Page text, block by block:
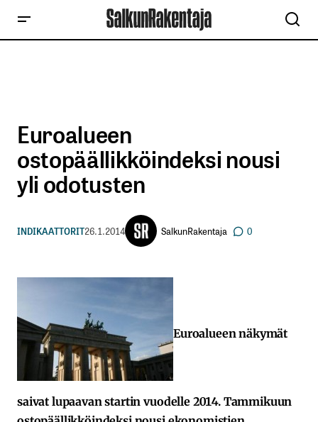
Euroalueen
ostopäällikköindeksi nousi
yli odotusten
INDIKAATTORIT26.1.2014 SalkunRakentaja 0
Euroalueen näkymät
saivat lupaavan startin vuodelle 2014. Tammikuun